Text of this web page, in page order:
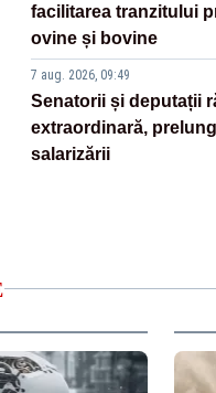
facilitarea tranzitului
ovine și bovine
7 aug. 2026, 09:49
Senatorii și deputații
extraordinară,
salarizării